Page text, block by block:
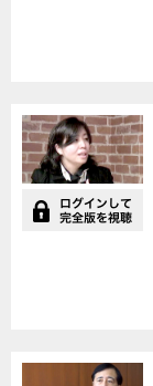
再エネはどこまで行けそ
うか
エネルギーの地産地消目